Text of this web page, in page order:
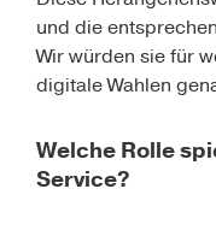
und die
Wir würden sie für
digitale Wahlen
Welche Rolle
Service?